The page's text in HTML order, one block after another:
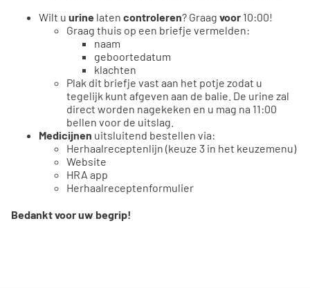
Wilt u urine laten controleren? Graag voor 10:00!
Graag thuis op een briefje vermelden:
naam
geboortedatum
klachten
Plak dit briefje vast aan het potje zodat u
tegelijk kunt afgeven aan de balie. De urine zal
direct worden nagekeken en u mag na 11:00
bellen voor de uitslag.
Medicijnen uitsluitend bestellen via:
Herhaalreceptenlijn (keuze 3 in het keuzemenu)
Website
HRA app
Herhaalreceptenformulier
Bedankt voor uw begrip!